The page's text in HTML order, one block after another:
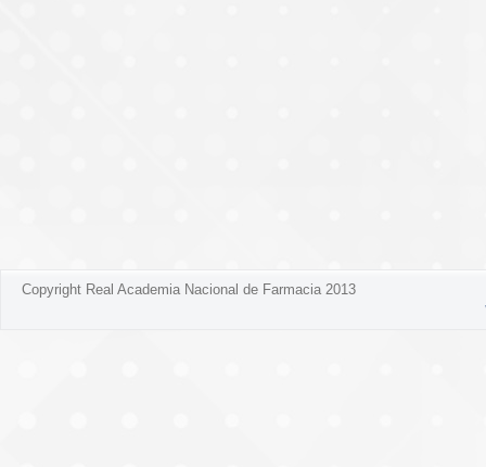
Copyright Real Academia Nacional de Farmacia 2013